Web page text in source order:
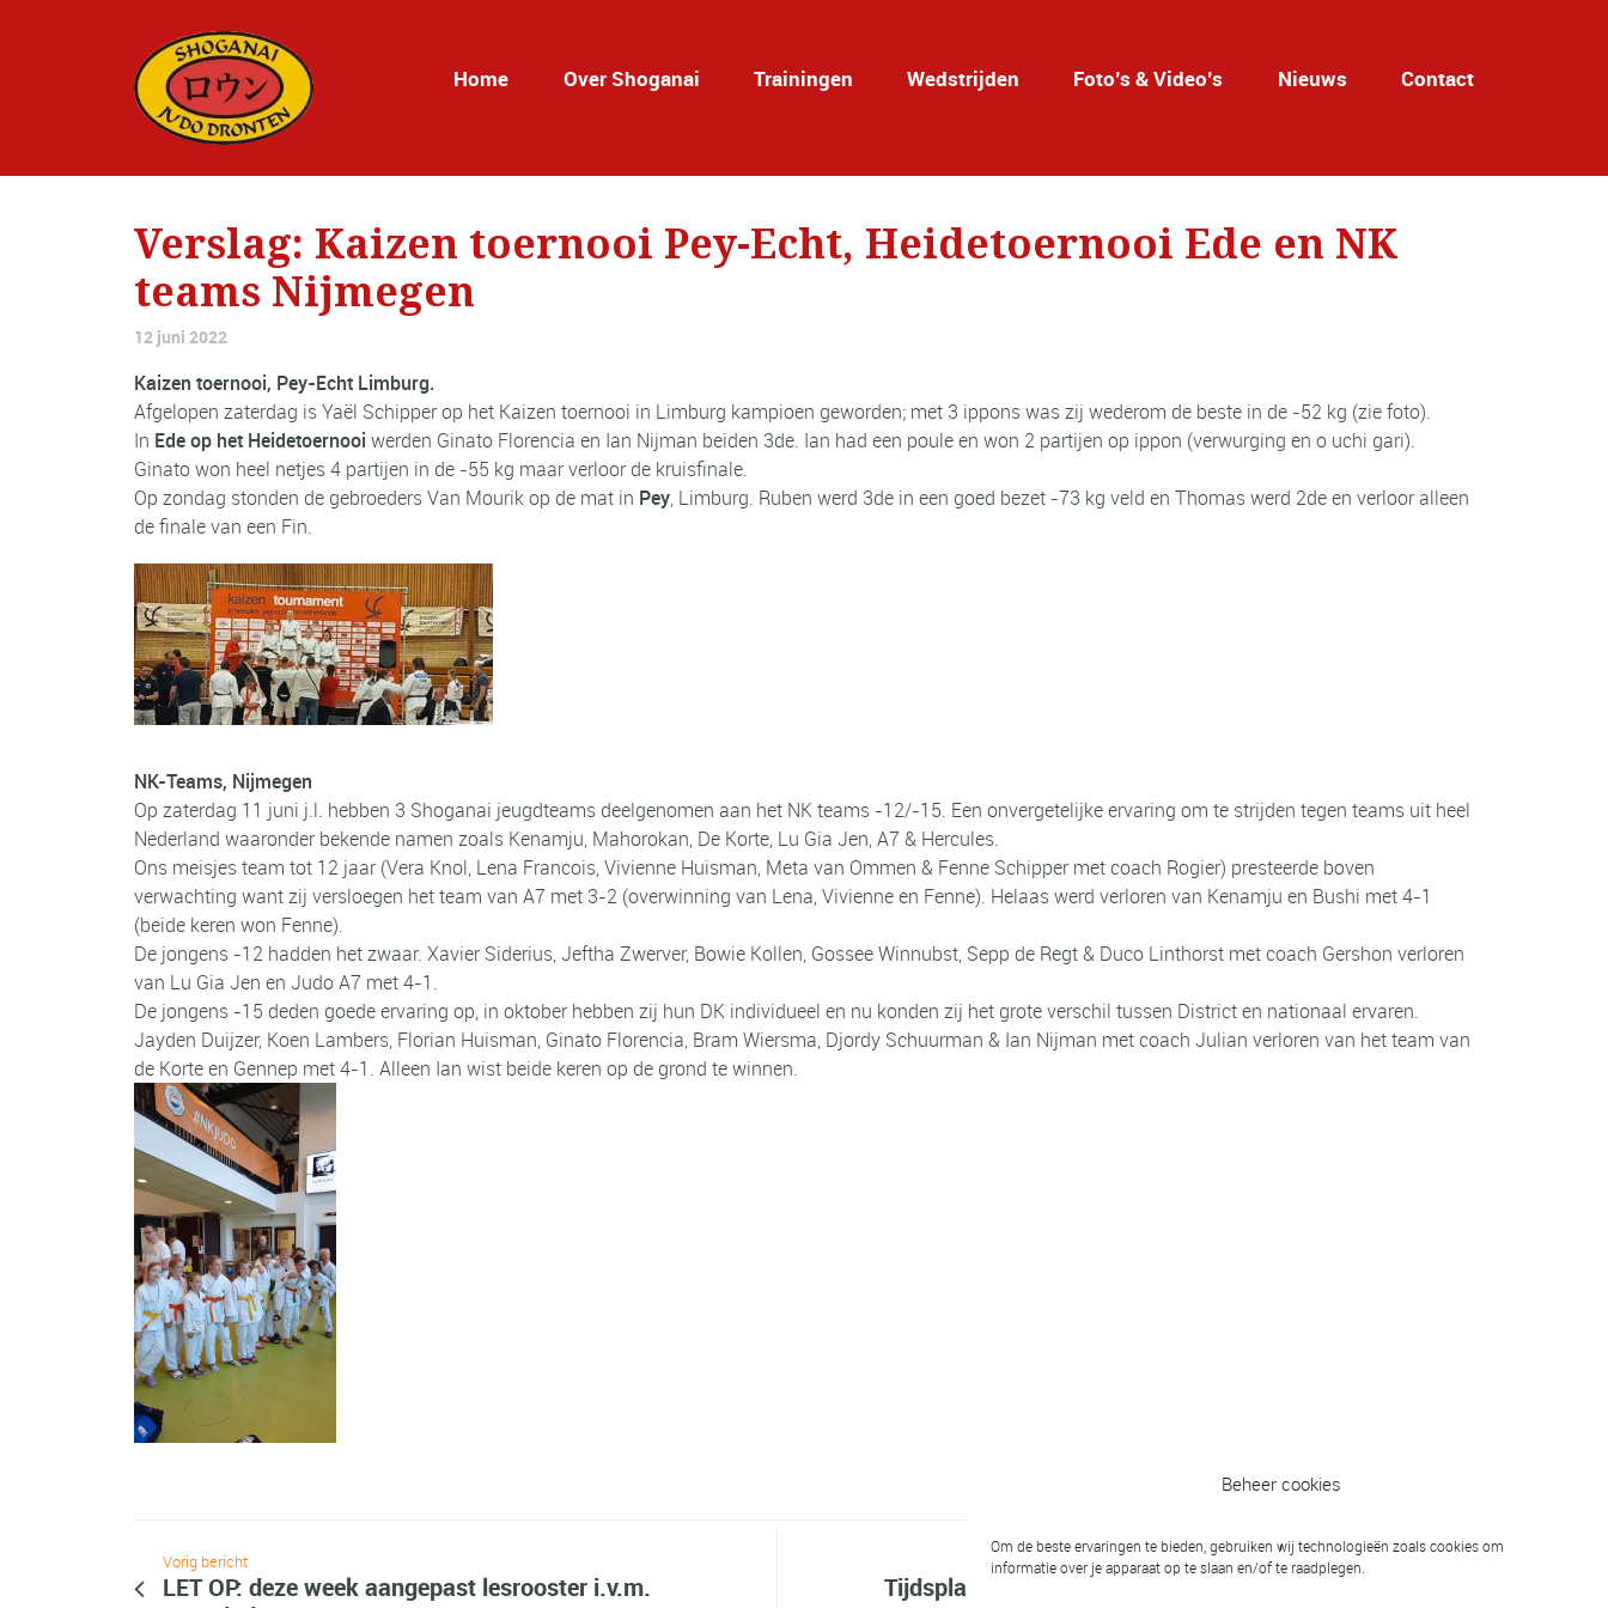
Beheer cookies
Om de beste ervaringen te bieden, gebruiken wij technologieën zoals cookies om
informatie over je apparaat op te slaan en/of te raadplegen.
Home Over Shoganai Trainingen Wedstrijden Foto’s & Video’s Nieuws Contact
Verslag: Kaizen toernooi Pey-Echt, Heidetoernooi Ede en NK
teams Nijmegen
12 juni 2022
Kaizen toernooi, Pey-Echt Limburg.
Afgelopen zaterdag is Yaël Schipper op het Kaizen toernooi in Limburg kampioen geworden; met 3 ippons was zij wederom de beste in de -52 kg (zie foto).
In Ede op het Heidetoernooi werden Ginato Florencia en Ian Nijman beiden 3de. Ian had een poule en won 2 partijen op ippon (verwurging en o uchi gari).
Ginato won heel netjes 4 partijen in de -55 kg maar verloor de kruisfinale.
Op zondag stonden de gebroeders Van Mourik op de mat in Pey, Limburg. Ruben werd 3de in een goed bezet -73 kg veld en Thomas werd 2de en verloor alleen
de finale van een Fin.
NK-Teams, Nijmegen
Op zaterdag 11 juni j.l. hebben 3 Shoganai jeugdteams deelgenomen aan het NK teams -12/-15. Een onvergetelijke ervaring om te strijden tegen teams uit heel
Nederland waaronder bekende namen zoals Kenamju, Mahorokan, De Korte, Lu Gia Jen, A7 & Hercules.
Ons meisjes team tot 12 jaar (Vera Knol, Lena Francois, Vivienne Huisman, Meta van Ommen & Fenne Schipper met coach Rogier) presteerde boven
verwachting want zij versloegen het team van A7 met 3-2 (overwinning van Lena, Vivienne en Fenne). Helaas werd verloren van Kenamju en Bushi met 4-1
(beide keren won Fenne).
De jongens -12 hadden het zwaar. Xavier Siderius, Jeftha Zwerver, Bowie Kollen, Gossee Winnubst, Sepp de Regt & Duco Linthorst met coach Gershon verloren
van Lu Gia Jen en Judo A7 met 4-1.
De jongens -15 deden goede ervaring op, in oktober hebben zij hun DK individueel en nu konden zij het grote verschil tussen District en nationaal ervaren.
Jayden Duijzer, Koen Lambers, Florian Huisman, Ginato Florencia, Bram Wiersma, Djordy Schuurman & Ian Nijman met coach Julian verloren van het team van
de Korte en Gennep met 4-1. Alleen Ian wist beide keren op de grond te winnen.
Vorig bericht
LET OP: deze week aangepast lesrooster i.v.m.
Volgend bericht
Tijdsplanning band- en slip examen vanaf 27 juni a.s.